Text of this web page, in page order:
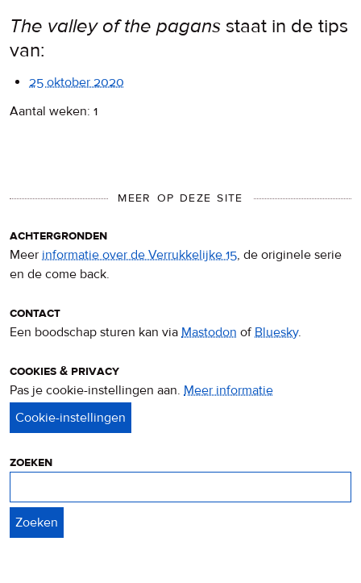
The valley of the pagans staat in de tips
van:
25 oktober 2020
Aantal weken: 1
MEER OP DEZE SITE
achtergronden
Meer informatie over de Verrukkelijke 15, de originele serie
en de come back.
contact
Een boodschap sturen kan via Mastodon ofBluesky.
cookies & privacy
Pas je cookie-instellingen aan. Meer informatie
zoeken